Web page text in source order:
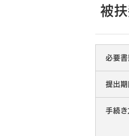
被
必要書
提出期
手続き